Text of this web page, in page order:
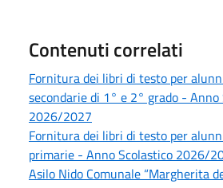
Contenuti correlati
Fornitura dei libri di testo per
secondarie di 1° e 2° grado - Anno
2026/2027
Fornitura dei libri di testo per
primarie - Anno Scolastico 2026/
Asilo Nido Comunale “Margherita